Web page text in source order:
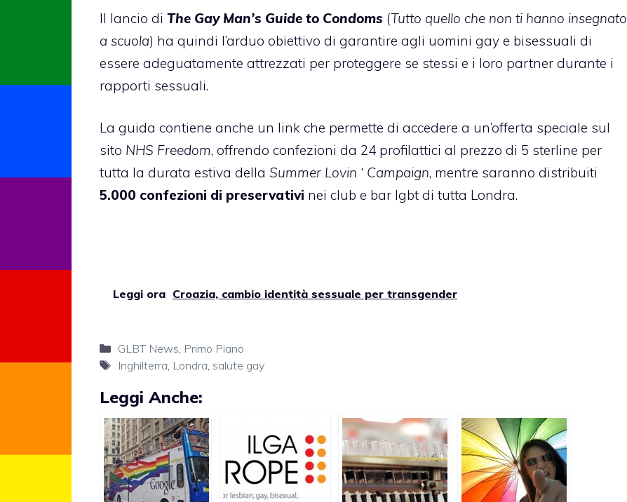
Il lancio di The Gay Man’s Guide to Condoms (Tutto quello che non ti hanno insegnato
a scuola) ha quindi l’arduo obiettivo di garantire agli uomini gay e bisessuali di
essere adeguatamente attrezzati per proteggere se stessi e i loro partner durante i
rapporti sessuali.
La guida contiene anche un link che permette di accedere a un’offerta speciale sul
sito NHS Freedom, offrendo confezioni da 24 profilattici al prezzo di 5 sterline per
tutta la durata estiva della Summer Lovin ‘ Campaign, mentre saranno distribuiti
5.000 confezioni di preservativi nei club e bar lgbt di tutta Londra.
Leggi ora Croazia, cambio identità sessuale per transgender
Categorie
GLBT News, Primo Piano
Tag
Inghilterra, Londra, salute gay
Leggi Anche: